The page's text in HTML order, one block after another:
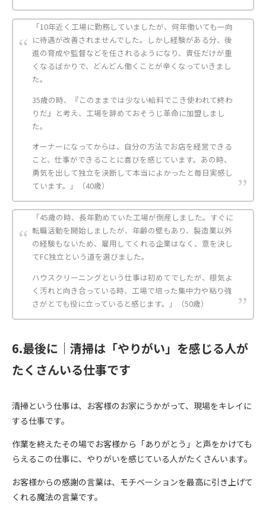
「10年近く工場に勤務していましたが、何年働いても一向
に待遇が改善されませんでした。しかし経験がある分、後
進の育成や監督などを任されるようになり、責任だけが重
くなるばかりで、どんどん働くことが辛くなっていきまし
た。
35歳の時、『このままでは少ない給料でこき使われて終わ
りだ』と考え、工場を辞めておそうじ革命に加盟しまし
た。
オーナーになってからは、自分の方法でお店を経営できる
こと、仕事ができることに喜びを感じています。あの時、
勇気を出して独立を決断して本当によかったと毎日実感し
ています。」（40歳）
「45歳の時、長年勤めていた工場が倒産しました。すぐに
転職活動を開始しましたが、年齢の壁もあり、製造業以外
の経験もないため、雇用してくれる企業はなく、意を決し
てFC独立という道を選びました。
ハウスクリーニングという仕事は初めてでしたが、根気よ
く汚れと向き合っている時、工場で培った集中力や粘り強
さがとても役に立っていると感じます。」（50歳）
6.最後に｜清掃は「やりがい」を感じる人が
たくさんいる仕事です
清掃という仕事は、お客様のお家にうかがって、現場をキレイに
する仕事です。
作業を終えたその場でお客様から「ありがとう」と声をかけても
らえるこの仕事に、やりがいを感じている人がたくさんいます。
お客様からの感謝の言葉は、モチベーションを最高に引き上げて
くれる魔法の言葉です。